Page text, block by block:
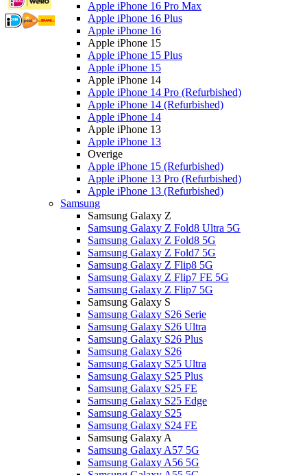
Apple iPhone 16 Pro Max
Apple iPhone 16 Plus
Apple iPhone 16
Apple iPhone 15
Apple iPhone 15 Plus
Apple iPhone 15
Apple iPhone 14
Apple iPhone 14 Pro (Refurbished)
Apple iPhone 14 (Refurbished)
Apple iPhone 14
Apple iPhone 13
Apple iPhone 13
Overige
Apple iPhone 15 (Refurbished)
Apple iPhone 13 Pro (Refurbished)
Apple iPhone 13 (Refurbished)
Samsung
Samsung Galaxy Z
Samsung Galaxy Z Fold8 Ultra 5G
Samsung Galaxy Z Fold8 5G
Samsung Galaxy Z Fold7 5G
Samsung Galaxy Z Flip8 5G
Samsung Galaxy Z Flip7 FE 5G
Samsung Galaxy Z Flip7 5G
Samsung Galaxy S
Samsung Galaxy S26 Serie
Samsung Galaxy S26 Ultra
Samsung Galaxy S26 Plus
Samsung Galaxy S26
Samsung Galaxy S25 Ultra
Samsung Galaxy S25 Plus
Samsung Galaxy S25 FE
Samsung Galaxy S25 Edge
Samsung Galaxy S25
Samsung Galaxy S24 FE
Samsung Galaxy A
Samsung Galaxy A57 5G
Samsung Galaxy A56 5G